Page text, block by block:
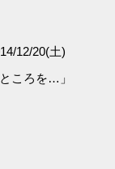
12/20(土)
ころを…」